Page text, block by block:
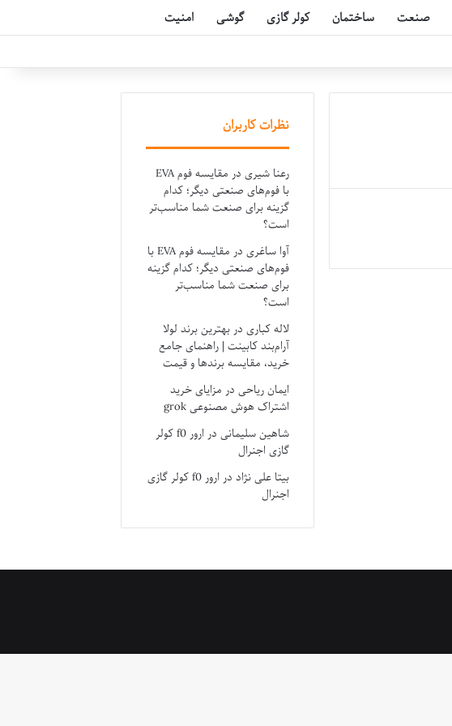
صنعت ساختمان کولر گازی گوشی امنیت
نظرات کاربران
رعنا شیریدر
مقایسه فوم EVA
با فوم‌های صنعتی دیگر؛ کدام
گزینه برای صنعت شما مناسب‌تر
است؟
آوا ساغریدر
مقایسه فوم EVA با
فوم‌های صنعتی دیگر؛ کدام گزینه
برای صنعت شما مناسب‌تر
است؟
لاله کباریدربهترین برند لولا
آرام‌بند کابینت | راهنمای جامع
خرید، مقایسه برندها و قیمت
ایمان ریاحیدر مزایای خرید
اشتراک هوش مصنوعی grok
شاهین سلیمانیدر
ارور f0 کولر
گازی اجنرال
بیتا علی نژاددر
ارور f0 کولر گازی
اجنرال